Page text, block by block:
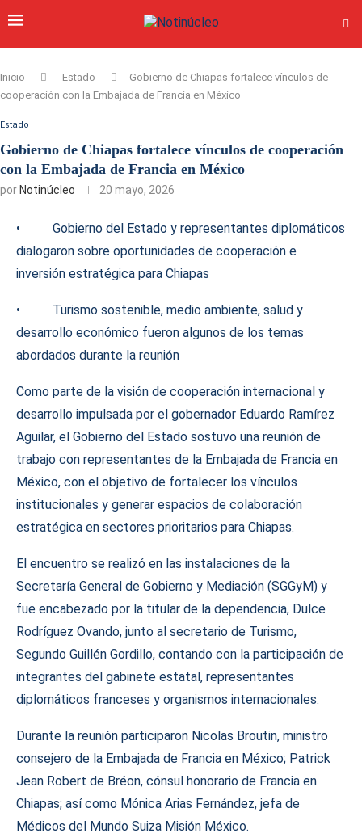
Inicio Estado
Gobierno de Chiapas fortalece vínculos de
cooperación con la Embajada de Francia en México
Estado
Gobierno de Chiapas fortalece vínculos de cooperación
con la Embajada de Francia en México
por Notinúcleo 20 mayo, 2026
• Gobierno del Estado y representantes diplomáticos
dialogaron sobre oportunidades de cooperación e
inversión estratégica para Chiapas
• Turismo sostenible, medio ambiente, salud y
desarrollo económico fueron algunos de los temas
abordados durante la reunión
Como parte de la visión de cooperación internacional y
desarrollo impulsada por el gobernador Eduardo Ramírez
Aguilar, el Gobierno del Estado sostuvo una reunión de
trabajo con representantes de la Embajada de Francia en
México, con el objetivo de fortalecer los vínculos
institucionales y generar espacios de colaboración
estratégica en sectores prioritarios para Chiapas.
El encuentro se realizó en las instalaciones de la
Secretaría General de Gobierno y Mediación (SGGyM) y
fue encabezado por la titular de la dependencia, Dulce
Rodríguez Ovando, junto al secretario de Turismo,
Segundo Guillén Gordillo, contando con la participación de
integrantes del gabinete estatal, representantes
diplomáticos franceses y organismos internacionales.
Durante la reunión participaron Nicolas Broutin, ministro
consejero de la Embajada de Francia en México; Patrick
Jean Robert de Bréon, cónsul honorario de Francia en
Chiapas; así como Mónica Arias Fernández, jefa de
Médicos del Mundo Suiza Misión México.